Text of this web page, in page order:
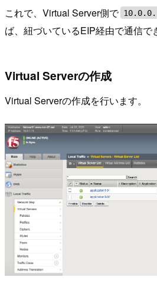
これで、Virtual Server側で
ば、紐づいているEIP経由で通信で
Virtual Serverの作成
Virtual Serverの作成を行います。